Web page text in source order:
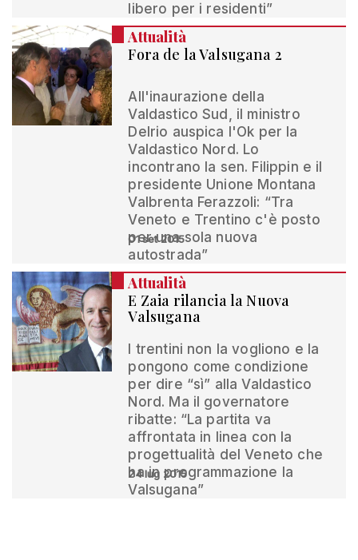
libero per i residenti”
Attualità
Fora de la Valsugana 2
All'inaurazione della
Valdastico Sud, il ministro
Delrio auspica l'Ok per la
Valdastico Nord. Lo
incontrano la sen. Filippin e il
presidente Unione Montana
Valbrenta Ferazzoli: “Tra
Veneto e Trentino c'è posto
per una sola nuova
autostrada”
01 set 2015
Attualità
E Zaia rilancia la Nuova
Valsugana
I trentini non la vogliono e la
pongono come condizione
per dire “sì” alla Valdastico
Nord. Ma il governatore
ribatte: “La partita va
affrontata in linea con la
progettualità del Veneto che
ha in programmazione la
Valsugana”
24 lug 2015